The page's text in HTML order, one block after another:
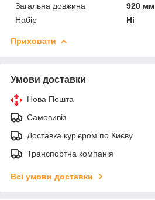
Загальна довжина
920 мм
Набір
Ні
Приховати
Умови доставки
Нова Пошта
Самовивіз
Доставка кур'єром по Києву
Транспортна компанія
Всі умови доставки